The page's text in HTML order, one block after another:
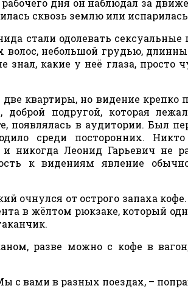
дня он наблюдал за
сквозь землю или
стали одолевать
волос, небольшой грудью,
знал, какие у неё глаза, просто
квартиры, но видение крепко
доброй подругой, которая
появлялась в аудитории. Был
среди посторонних.
никогда Леонид Гарьевич не
к видениям явление
очнулся от острого запаха
в жёлтом рюкзаке, который
разве можно с кофе в
с вами в разных поездах, –